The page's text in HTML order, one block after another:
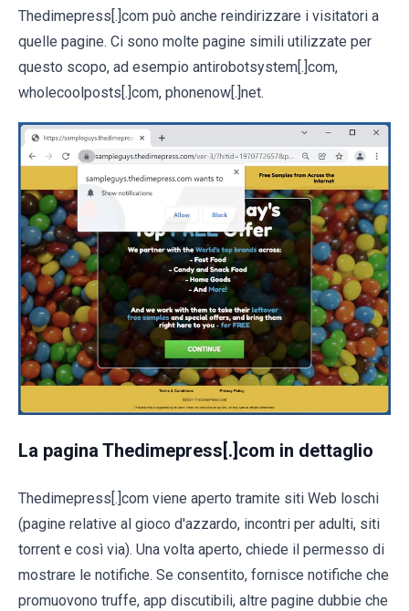
Thedimepress[.]com può anche reindirizzare i visitatori a
quelle pagine. Ci sono molte pagine simili utilizzate per
questo scopo, ad esempio antirobotsystem[.]com,
wholecoolposts[.]com, phonenow[.]net.
La pagina Thedimepress[.]com in dettaglio
Thedimepress[.]com viene aperto tramite siti Web loschi
(pagine relative al gioco d'azzardo, incontri per adulti, siti
torrent e così via). Una volta aperto, chiede il permesso di
mostrare le notifiche. Se consentito, fornisce notifiche che
promuovono truffe, app discutibili, altre pagine dubbie che